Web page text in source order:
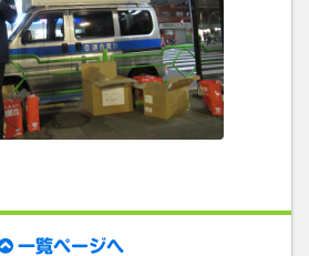
一覧ページへ